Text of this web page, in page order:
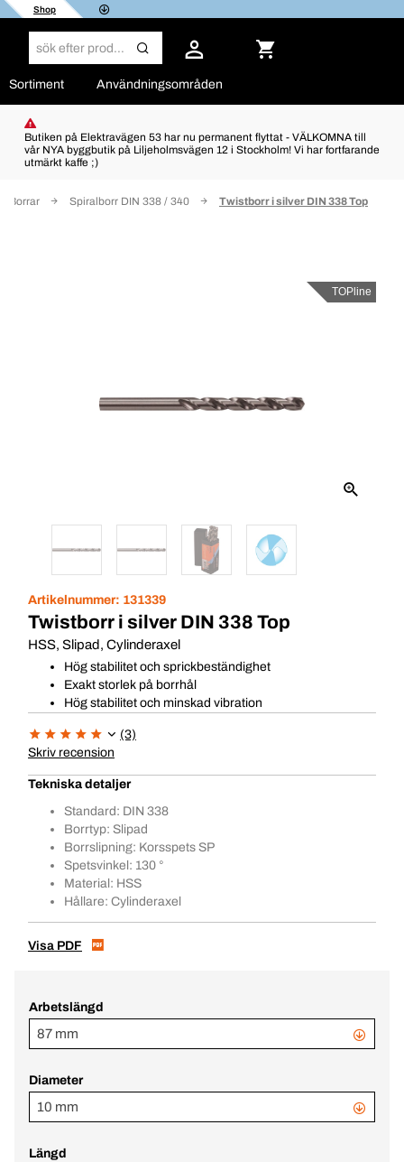
Shop
Sortiment Användningsområden
Butiken på Elektravägen 53 har nu permanent flyttat - VÄLKOMNA till
vår NYA byggbutik på Liljeholmsvägen 12 i Stockholm! Vi har fortfarande
utmärkt kaffe ;)
Borrar Spiralborr DIN 338 / 340 Twistborr i silver DIN 338 Top
TOPline
Artikelnummer: 131339
Twistborr i silver DIN 338 Top
HSS, Slipad, Cylinderaxel
Hög stabilitet och sprickbeständighet
Exakt storlek på borrhål
Hög stabilitet och minskad vibration
(3)
Skriv recension
Tekniska detaljer
Standard: DIN 338
Borrtyp: Slipad
Borrslipning: Korsspets SP
Spetsvinkel: 130 °
Material: HSS
Hållare: Cylinderaxel
Visa PDF
Arbetslängd
87 mm
Diameter
10 mm
Längd